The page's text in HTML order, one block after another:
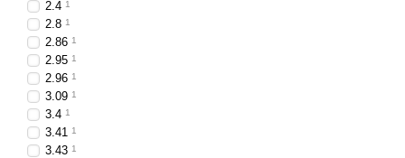
2.4 1
2.8 1
2.86 1
2.95 1
2.96 1
3.09 1
3.4 1
3.41 1
3.43 1